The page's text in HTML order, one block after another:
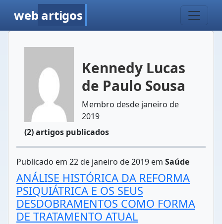
web artigos
Kennedy Lucas
de Paulo Sousa
Membro desde janeiro de
2019
(2) artigos publicados
Publicado em 22 de janeiro de 2019 em Saúde
ANÁLISE HISTÓRICA DA REFORMA
PSIQUIÁTRICA E OS SEUS
DESDOBRAMENTOS COMO FORMA
DE TRATAMENTO ATUAL